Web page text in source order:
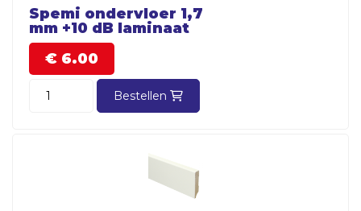
Spemi ondervloer 1,7
mm +10 dB laminaat
€ 6.00
Bestellen